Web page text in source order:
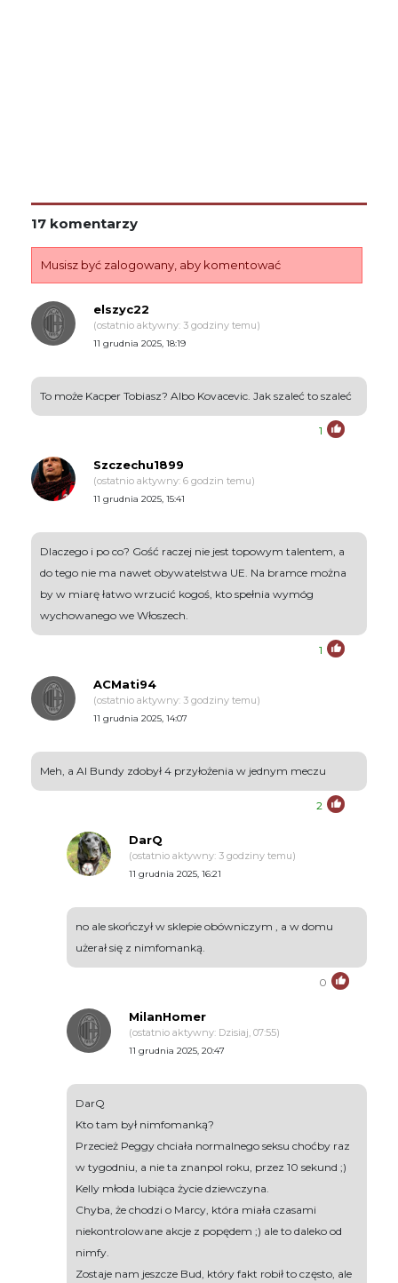
17 komentarzy
Musisz być zalogowany, aby komentować
elszyc22
(ostatnio aktywny: 3 godziny temu)
11 grudnia 2025, 18:19
To może Kacper Tobiasz? Albo Kovacevic. Jak szaleć to szaleć
1
Szczechu1899
(ostatnio aktywny: 6 godzin temu)
11 grudnia 2025, 15:41
Dlaczego i po co? Gość raczej nie jest topowym talentem, a
do tego nie ma nawet obywatelstwa UE. Na bramce można
by w miarę łatwo wrzucić kogoś, kto spełnia wymóg
wychowanego we Włoszech.
1
ACMati94
(ostatnio aktywny: 3 godziny temu)
11 grudnia 2025, 14:07
Meh, a Al Bundy zdobył 4 przyłożenia w jednym meczu
2
DarQ
(ostatnio aktywny: 3 godziny temu)
11 grudnia 2025, 16:21
no ale skończył w sklepie obówniczym , a w domu
użerał się z nimfomanką.
0
MilanHomer
(ostatnio aktywny: Dzisiaj, 07:55)
11 grudnia 2025, 20:47
DarQ
Kto tam był nimfomanką?
Przecież Peggy chciała normalnego seksu choćby raz
w tygodniu, a nie ta znanpol roku, przez 10 sekund ;)
Kelly młoda lubiąca życie dziewczyna.
Chyba, że chodzi o Marcy, która miała czasami
niekontrolowane akcje z popędem ;) ale to daleko od
nimfy.
Zostaje nam jeszcze Bud, który fakt robił to często, ale